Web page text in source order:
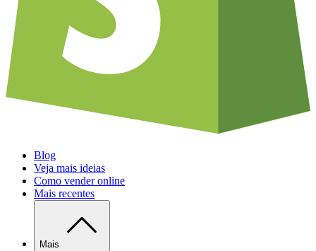
Blog
Veja mais ideias
Como vender online
Mais recentes
Mais